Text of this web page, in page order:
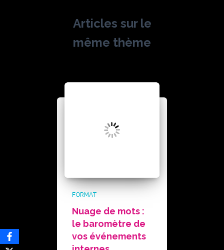
Articles sur le
même thème
FORMAT
Nuage de mots :
le baromètre de
vos événements